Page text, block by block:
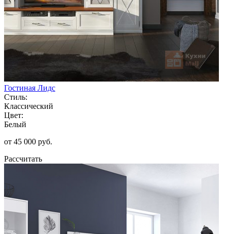
Гостиная Лидс
Стиль:
Классический
Цвет:
Белый
от 45 000 руб.
Рассчитать